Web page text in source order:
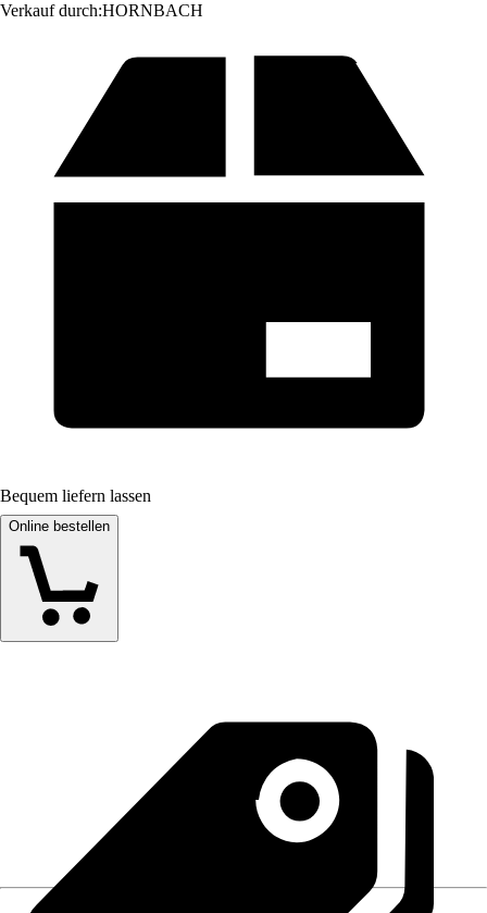
Verkauf durch:HORNBACH
Bequem liefern lassen
Online bestellen